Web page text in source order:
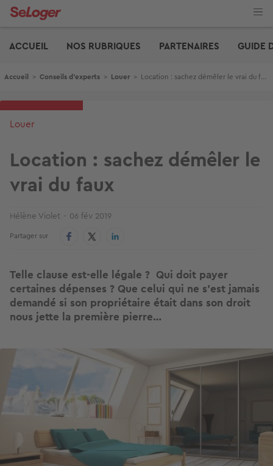
Aller
ACCUEIL
NOS RUBRIQUES PARTENAIRES GUIDE
Fil d'Ariane
Accueil > Conseils d'experts > Louer > Location : sachez démêler le vrai du faux
Louer
Location : sachez démêler le
vrai du faux
Hélène Violet 06 fév 2019
Partager sur
Telle clause est-elle légale ? Qui doit payer
certaines dépenses ? Que celui qui ne s’est jamais
demandé si son propriétaire était dans son droit
nous jette la première pierre…
Image